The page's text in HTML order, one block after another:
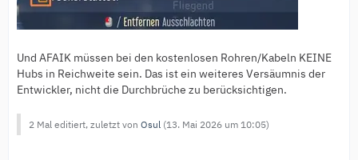
Und AFAIK müssen bei den kostenlosen Rohren/Kabeln KEINE
Hubs in Reichweite sein. Das ist ein weiteres Versäumnis der
Entwickler, nicht die Durchbrüche zu berücksichtigen.
2 Mal editiert, zuletzt von Osul (13. Mai 2026 um 10:05)